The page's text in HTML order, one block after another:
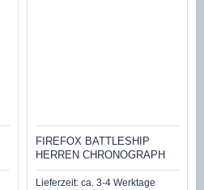
FIREFOX BATTLESHIP
HERREN CHRONOGRAPH
FFS22-105 SCHWARZ/ROT
Lieferzeit: ca. 3-4 Werktage